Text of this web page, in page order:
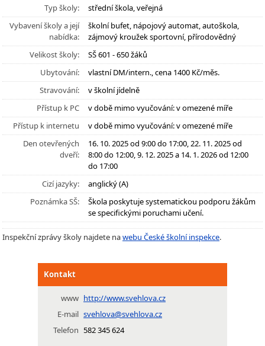
Typ školy:
střední škola, veřejná
Vybavení školy a její
nabídka:
školní bufet, nápojový automat, autoškola,
zájmový kroužek sportovní, přírodovědný
Velikost školy:
SŠ 601 - 650 žáků
Ubytování:
vlastní DM/intern., cena 1400 Kč/měs.
Stravování:
v školní jídelně
Přístup k PC
v době mimo vyučování: v omezené míře
Přístup k internetu
v době mimo vyučování: v omezené míře
Den otevřených
dveří:
16. 10. 2025 od 9:00 do 17:00, 22. 11. 2025 od
8:00 do 12:00, 9. 12. 2025 a 14. 1. 2026 od 12:00
do 17:00
Cizí jazyky:
anglický (A)
Poznámka SŠ:
Škola poskytuje systematickou podporu žákům
se specifickými poruchami učení.
Inspekční zprávy školy najdete nawebu České školní inspekce.
Kontakt
www http://www.svehlova.cz
E-mail svehlova@svehlova.cz
Telefon 582 345 624